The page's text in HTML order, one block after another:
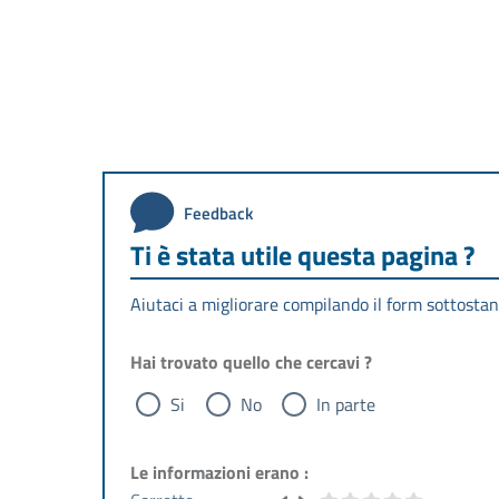
Feedback
Ti è stata utile questa pagina ?
Aiutaci a migliorare compilando il form
Hai trovato quello che cercavi ?
Si
No In parte
Le informazioni erano :